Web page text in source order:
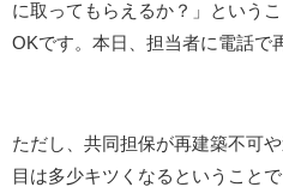
に取ってもらえるか？」という
OKです。本日、担当者に電話で
ただし、共同担保が再建築不可
目は多少キツくなるということで